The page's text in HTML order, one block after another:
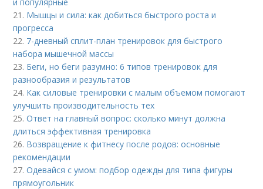
21. Мышцы и сила: как добиться быстрого роста и
прогресса
22. 7-дневный сплит-план тренировок для быстрого
набора мышечной массы
23. Беги, но беги разумно: 6 типов тренировок для
разнообразия и результатов
24. Как силовые тренировки с малым объемом помогают
улучшить производительность тех
25.Ответ на главный вопрос: сколько минут должна
длиться эффективная тренировка
26. Возвращение к фитнесу после родов: основные
рекомендации
27.Одевайся с умом: подбор одежды для типа фигуры
прямоугольник